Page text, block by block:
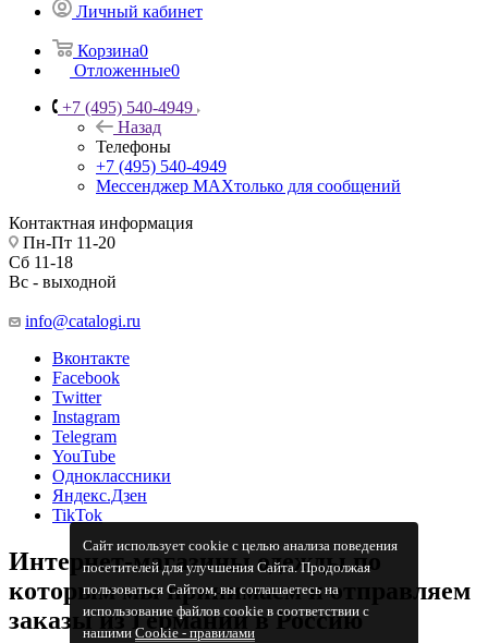
Сайт использует cookie с целью анализа поведения
посетителей для улучшения Сайта. Продолжая
пользоваться Сайтом, вы соглашаетесь на
использование файлов cookie в соответствии с
нашимиCookiе - правилами
Личный кабинет
Корзина0
Отложенные0
+7 (495) 540-4949
Назад
Телефоны
+7 (495) 540-4949
Мессенджер МАХтолько для сообщений
Контактная информация
Пн-Пт 11-20
Сб 11-18
Вс - выходной
info@catalogi.ru
Вконтакте
Facebook
Twitter
Instagram
Telegram
YouTube
Одноклассники
Яндекс.Дзен
TikTok
Интернет-магазины одежды по
которым мы принимаем и отправляем
заказы из Германии в Россию